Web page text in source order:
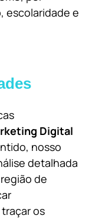
escolaridade e
Digital
nosso
detalhada
de
os